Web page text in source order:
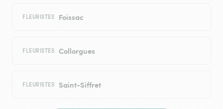
FLEURISTES Foissac
FLEURISTES Collorgues
FLEURISTES Saint-Siffret